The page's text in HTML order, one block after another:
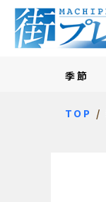
季節
TOP